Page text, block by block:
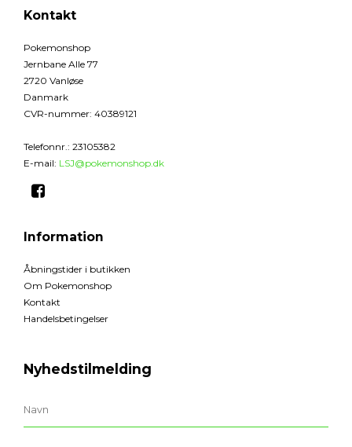
Kontakt
Pokemonshop
Jernbane Alle 77
2720 Vanløse
Danmark
CVR-nummer: 40389121
Telefonnr.: 23105382
E-mail: LSJ@pokemonshop.dk
Information
Åbningstider i butikken
Om Pokemonshop
Kontakt
Handelsbetingelser
Nyhedstilmelding